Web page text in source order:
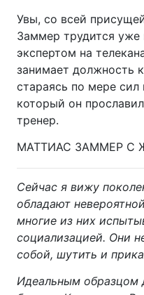
Увы, со всей
Заммер трудится
экспертом на
занимает должность
стараясь по мере сил
который он
тренер.
МАТТИАС ЗАММЕР С
Сейчас я вижу
обладают
многие из них
социализацией. Они
собой, шутить и
Идеальным образцом